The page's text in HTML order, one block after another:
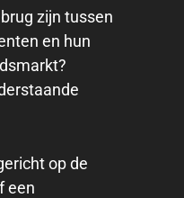
zijn tussen
en hun
op de
een